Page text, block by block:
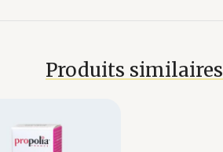
Produits similaires